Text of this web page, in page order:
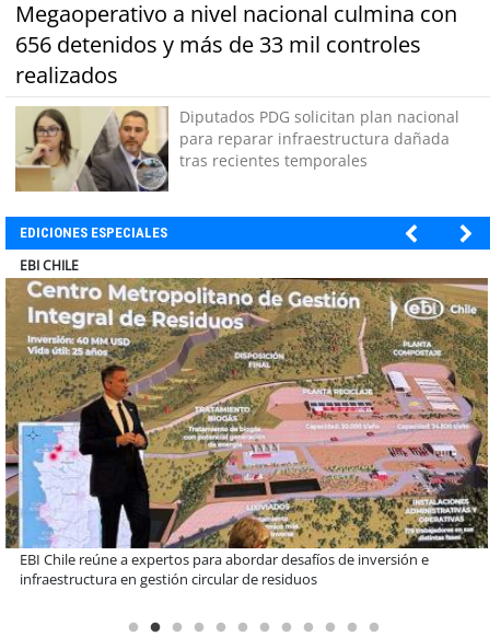
Megaoperativo a nivel nacional culmina con
656 detenidos y más de 33 mil controles
realizados
Diputados PDG solicitan plan nacional
para reparar infraestructura dañada
tras recientes temporales
EDICIONES ESPECIALES
SOPRAVAL
Más de 1.600 alumnos han sido parte de programa Súper Sano de
Sopraval en lo que va del año